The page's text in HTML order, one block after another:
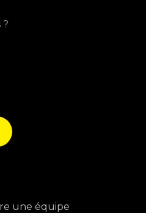
?
une équipe